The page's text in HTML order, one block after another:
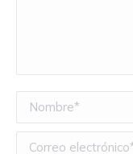
Nombre *
Correo electrónico *